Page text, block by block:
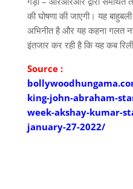
की घोषणा की जाएगी। यह
अभिनीत है और यह कहना गलत
इंतजार कर रही है कि यह कब
Source :
king-john-abraham-
week-akshay-kumar-
january-27-2022/